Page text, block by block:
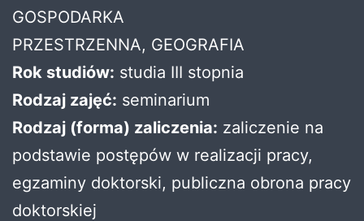
GOSPODARKA
PRZESTRZENNA, GEOGRAFIA
Rok studiów: studia III stopnia
Rodzaj zajęć: seminarium
Rodzaj (forma) zaliczenia: zaliczenie na
podstawie postępów w realizacji pracy,
egzaminy doktorski, publiczna obrona pracy
doktorskiej